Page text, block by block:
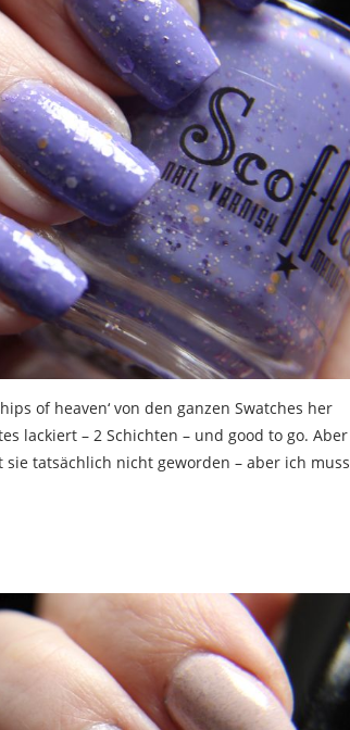
of heaven‘ von den ganzen Swatches her
lackiert – 2 Schichten – und good to go. Aber
tatsächlich nicht geworden – aber ich muss